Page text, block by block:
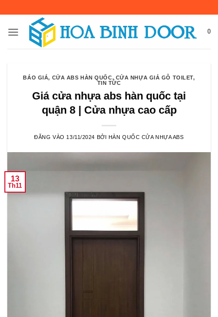
nội
0
BÁO GIÁ, CỬA ABS HÀN QUỐC, CỬA NHỰA GIẢ GỖ TOILET,
TIN TỨC
Giá cửa nhựa abs hàn quốc tại
quận 8 | Cửa nhựa cao cấp
ĐĂNG VÀO 13/11/2024 BỞI HÀN QUỐC CỬA NHỰA ABS
13
Th11